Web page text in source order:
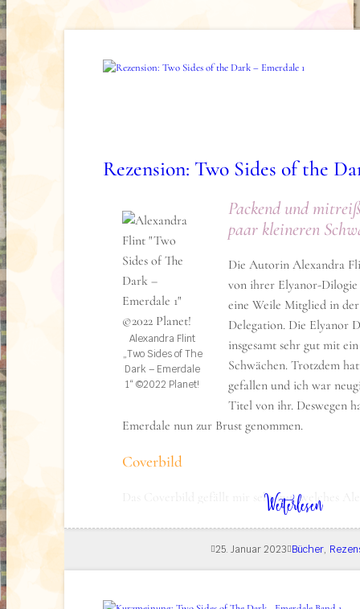
Weiterlesen: Rezension: Two Sides of the Dark – Emerdale 1
Rezension: Two Sides of the
Alexandra Flint
„Two Sides of The
Dark – Emerdale
1“ ©2022 Planet!
Packend und
paar kleineren
Die Autorin Alexandra
von ihrer Elyanor-Dilogie
eine Weile Mitglied in
Delegation. Die Elyanor
insgesamt sehr gut mit
Schwächen. Trotzdem
gefallen und ich war
Titel von ihr. Deswegen
Emerdale nun zur Brust genommen.
Coverbild
Das Coverbild gefällt mir sehr gut, welches
verantwortet. Auf einem rauen, dunklen
Stränge aussehen, eingearbeitet wurden. Der
25. Januar 2023 Bücher,